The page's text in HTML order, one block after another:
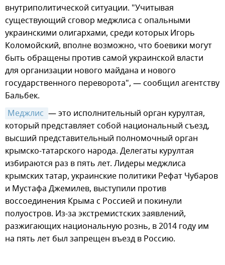
внутриполитической ситуации. "Учитывая
существующий сговор меджлиса с опальными
украинскими олигархами, среди которых Игорь
Коломойский, вполне возможно, что боевики могут
быть обращены против самой украинской власти
для организации нового майдана и нового
государственного переворота", — сообщил агентству
Бальбек.
Меджлис — это исполнительный орган курултая,
который представляет собой национальный съезд,
высший представительный полномочный орган
крымско-татарского народа. Делегаты курултая
избираются раз в пять лет. Лидеры меджлиса
крымских татар, украинские политики Рефат Чубаров
и Мустафа Джемилев, выступили против
воссоединения Крыма с Россией и покинули
полуостров. Из-за экстремистских заявлений,
разжигающих национальную рознь, в 2014 году им
на пять лет был запрещен въезд в Россию.